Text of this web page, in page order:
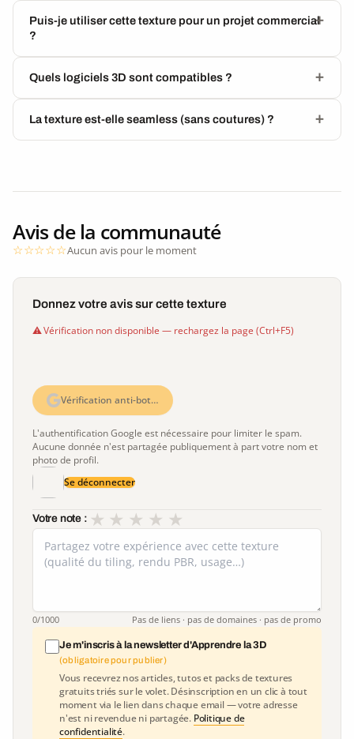
Puis-je utiliser cette texture pour un projet commercial
?
Quels logiciels 3D sont compatibles ?
La texture est-elle seamless (sans coutures) ?
Avis de la communauté
Aucun avis pour le moment
Donnez votre avis sur cette texture
Vérification non disponible — rechargez la page (Ctrl+F5)
Vérification anti-bot…
L'authentification Google est nécessaire pour limiter le spam.
Aucune donnée n'est partagée publiquement à part votre nom et
photo de profil.
Se déconnecter
Votre note : ★
★
★
★
★
0/1000 Pas de liens · pas de domaines · pas de promo
Je m'inscris à la newsletter d'Apprendre la 3D
(obligatoire pour publier)
Vous recevrez nos articles, tutos et packs de textures
gratuits triés sur le volet. Désinscription en un clic à tout
moment via le lien dans chaque email — votre adresse
n'est ni revendue ni partagée. Politique de
confidentialité.